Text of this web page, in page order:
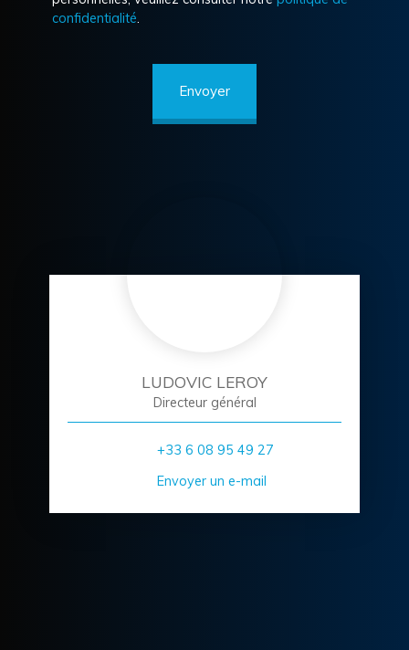
confidentialité.
Envoyer
LUDOVIC LEROY
Directeur général
+33 6 08 95 49 27
Envoyer un e-mail